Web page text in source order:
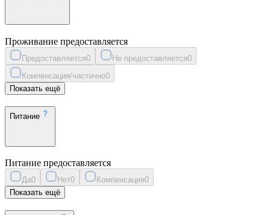
Проживание предоставляется
Предоставляется0 Не предоставляется0
Компенсация/частично0
Показать ещё
Питание
Питание предоставляется
Да0 Нет0 Компенсация0
Показать ещё